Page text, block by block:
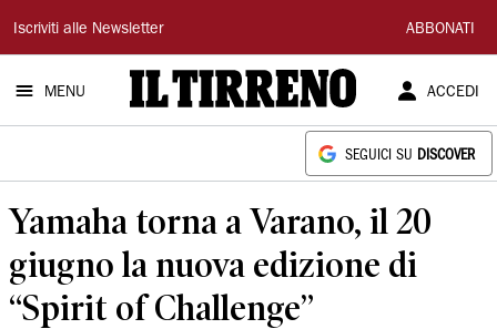
Il
Tirreno
Iscriviti alle Newsletter ABBONATI
MENU ACCEDI
SEGUICI SU DISCOVER
Yamaha torna a Varano, il 20
giugno la nuova edizione di
“Spirit of Challenge”